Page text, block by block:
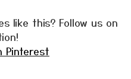
like this? Follow us on
Pinterest